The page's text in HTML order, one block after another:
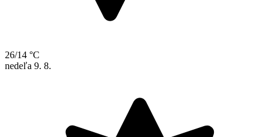
26/14 °C
nedeľa 9. 8.